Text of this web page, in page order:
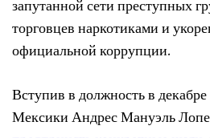
запутанной сети преступных
торговцев наркотиками и
официальной коррупции.
Вступив в должность в
Мексики Андрес Мануэль